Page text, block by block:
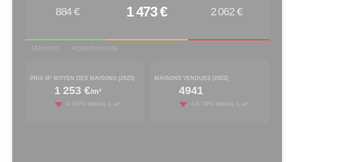
884 € 1 473 € 2 062 €
Maisons Appartements
PRIX M² MOYEN DES MAISONS (2023)
1 253 €/m²
decreased by
-0.08% depuis 1 an
MAISONS VENDUES (2023)
4941
decreased by
-19.79% depuis 1 an